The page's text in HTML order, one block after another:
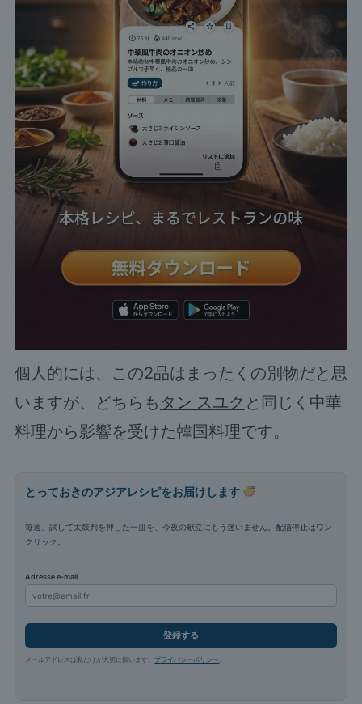
個人的には、この2品はまったくの別物だと思
いますが、どちらも タン スユク と同じく中華
料理から影響を受けた韓国料理です。
とっておきのアジアレシピをお届けします
毎週、試して太鼓判を押した一皿を、今夜の献立にもう迷いません。配信停止はワン
クリック。
Adresse e-mail
登録する
メールアドレスは私だけが大切に扱います。 プライバシーポリシー